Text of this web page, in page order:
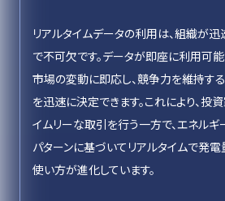
リアルタイムデータの利用は、組織が
で不可欠です。データが即座に利用可
市場の変動に即応し、競争力を維持す
を迅速に決定できます。これにより、投
イムリーな取引を行う一方で、エネル
パターンに基づいてリアルタイムで発
使い方が進化しています。